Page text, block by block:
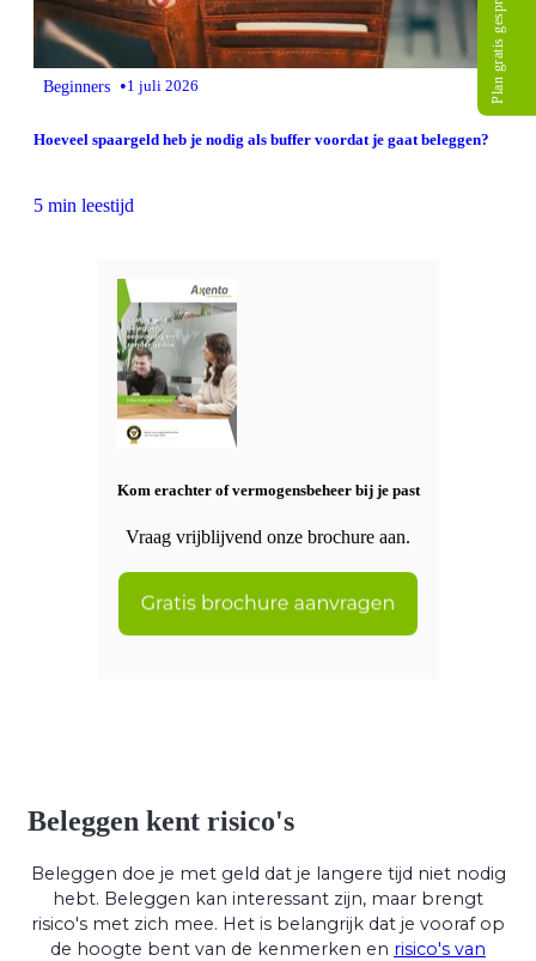
Beginners •1 juli 2026
Hoeveel spaargeld heb je nodig als buffer voordat je gaat beleggen?
5 min leestijd
Kom erachter of vermogensbeheer bij je past
Vraag vrijblijvend onze brochure aan.
Beleggen kent risico's
Beleggen doe je met geld dat je langere tijd niet nodig
hebt. Beleggen kan interessant zijn, maar brengt
risico's met zich mee. Het is belangrijk dat je vooraf op
de hoogte bent van de kenmerken en risico's van
Plan gratis gesprek